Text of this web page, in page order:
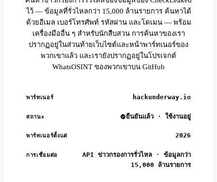
ไว้ — ข้อมูลที่รั่วไหลกว่า 15,000 ล้านรายการ ค้นหาได้
ด้วยอีเมล เบอร์โทรศัพท์ รหัสผ่าน และโดเมน — พร้อม
เครื่องมืออื่น ๆ สำหรับนักสืบสวน การค้นหาของเรา
ปรากฏอยู่ในส่วนท้ายเว็บไซต์และหน้าพาร์ทเนอร์ของ
พวกเขาแล้ว และเรายังปรากฏอยู่ในโปรเจกต์
WhatsOSINT ของพวกเขาบน GitHub
พาร์ทเนอร์ hackunderway.io
สถานะ ยืนยันแล้ว · ใช้งานอยู่
พาร์ทเนอร์ตั้งแต่ 2026
การเชื่อมต่อ
API ข่าวกรองการรั่วไหล · ข้อมูลกว่า
15,000 ล้านรายการ